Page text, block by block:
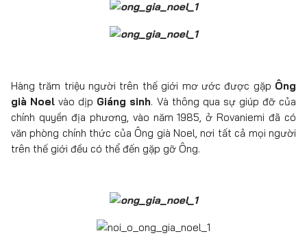
Hàng trăm triệu người trên thế giới mơ ước được gặp Ông
già Noelvào dịp Giáng sinh. Và thông qua sự giúp đỡ của
chính quyền địa phương, vào năm 1985, ở Rovaniemi đã có
văn phòng chính thức của Ông già Noel, nơi tất cả mọi người
trên thế giới đều có thể đến gặp gỡ Ông.